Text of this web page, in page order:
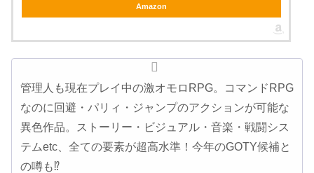
Amazon
管理人も現在プレイ中の激オモロRPG。コマンドRPG
なのに回避・パリィ・ジャンプのアクションが可能な
異色作品。ストーリー・ビジュアル・音楽・戦闘シス
テムetc、全ての要素が超高水準！今年のGOTY候補と
の噂も⁉